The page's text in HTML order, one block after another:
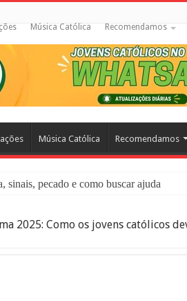
Música Católica Recomendamos
Música Católica Recomendamos
sinais, pecado e como buscar ajuda
Não Terá Fim: O Documentário
2025: Como os jovens católicos